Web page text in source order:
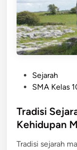
t
e
i
Sejarah
SMA Kelas
Tradisi
Kehidupan
Tradisi sejarah